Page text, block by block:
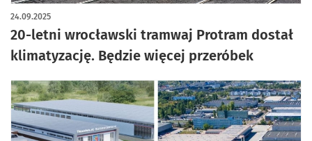
20-letni wrocławski tramwaj Protram dostał
klimatyzację. Będzie więcej przeróbek
24.09.2025
artykuł z galerią zdjęć